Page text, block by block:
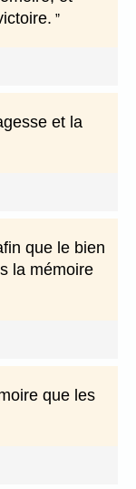
et la
que le bien
la mémoire
que les